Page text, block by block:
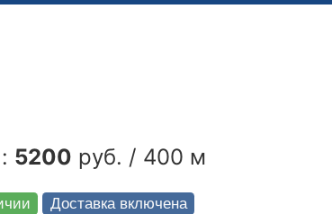
5200 руб. / 400 м
Доставка включена